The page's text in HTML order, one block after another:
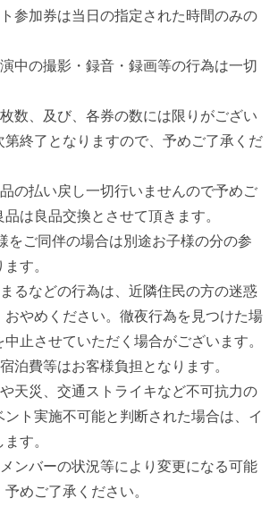
参加券は当日の指定された時間のみの
中の撮影・録音・録画等の行為は一切
数、及び、各券の数には限りがござい
第終了となりますので、予めご了承くだ
の払い戻し一切行いませんので予めご
は良品交換とさせて頂きます。
をご同伴の場合は別途お子様の分の参
す。
るなどの行為は、近隣住民の方の迷惑
おやめください。徹夜行為を見つけた場
止させていただく場合がございます。
泊費等はお客様負担となります。
天災、交通ストライキなど不可抗力の
ト実施不可能と判断された場合は、イ
す。
ンバーの状況等により変更になる可能
めご了承ください。